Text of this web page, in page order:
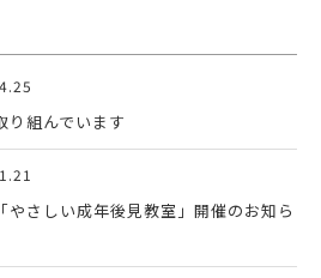
り組んでいます
さしい成年後見教室」開催のお知ら